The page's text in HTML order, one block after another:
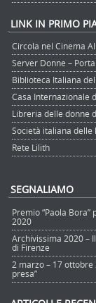
LINK IN PRIMO
Circola nel Cinema
Server Donne –
Biblioteca Italiana
Casa Internazionale
Libreria delle donne
Società italiana delle
Rete Lilith
SEGNALIAMO
Premio “Paola
2020
Archivissima 2020 –
di Firenze
2 marzo – 17 ottobre
presa”